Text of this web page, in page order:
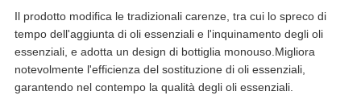
Il prodotto modifica le tradizionali carenze, tra cui lo spreco di
tempo dell'aggiunta di oli essenziali e l'inquinamento degli oli
essenziali, e adotta un design di bottiglia monouso.Migliora
notevolmente l'efficienza del sostituzione di oli essenziali,
garantendo nel contempo la qualità degli oli essenziali.